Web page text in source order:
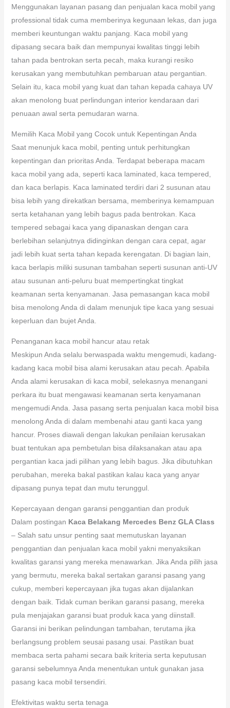
Menggunakan layanan pasang dan penjualan kaca mobil yang
professional tidak cuma memberinya kegunaan lekas, dan juga
memberi keuntungan waktu panjang. Kaca mobil yang
dipasang secara baik dan mempunyai kwalitas tinggi lebih
tahan pada bentrokan serta pecah, maka kurangi resiko
kerusakan yang membutuhkan pembaruan atau pergantian.
Selain itu, kaca mobil yang kuat dan tahan kepada cahaya UV
akan menolong buat perlindungan interior kendaraan dari
penuaan awal serta pemudaran warna.
Memilih Kaca Mobil yang Cocok untuk Kepentingan Anda
Saat menunjuk kaca mobil, penting untuk perhitungkan
kepentingan dan prioritas Anda. Terdapat beberapa macam
kaca mobil yang ada, seperti kaca laminated, kaca tempered,
dan kaca berlapis. Kaca laminated terdiri dari 2 susunan atau
bisa lebih yang direkatkan bersama, memberinya kemampuan
serta ketahanan yang lebih bagus pada bentrokan. Kaca
tempered sebagai kaca yang dipanaskan dengan cara
berlebihan selanjutnya didinginkan dengan cara cepat, agar
jadi lebih kuat serta tahan kepada kerengatan. Di bagian lain,
kaca berlapis miliki susunan tambahan seperti susunan anti-UV
atau susunan anti-peluru buat mempertingkat tingkat
keamanan serta kenyamanan. Jasa pemasangan kaca mobil
bisa menolong Anda di dalam menunjuk tipe kaca yang sesuai
keperluan dan bujet Anda.
Penanganan kaca mobil hancur atau retak
Meskipun Anda selalu berwaspada waktu mengemudi, kadang-
kadang kaca mobil bisa alami kerusakan atau pecah. Apabila
Anda alami kerusakan di kaca mobil, selekasnya menangani
perkara itu buat mengawasi keamanan serta kenyamanan
mengemudi Anda. Jasa pasang serta penjualan kaca mobil bisa
menolong Anda di dalam membenahi atau ganti kaca yang
hancur. Proses diawali dengan lakukan penilaian kerusakan
buat tentukan apa pembetulan bisa dilaksanakan atau apa
pergantian kaca jadi pilihan yang lebih bagus. Jika dibutuhkan
perubahan, mereka bakal pastikan kalau kaca yang anyar
dipasang punya tepat dan mutu terunggul.
Kepercayaan dengan garansi penggantian dan produk
Dalam postingan Kaca Belakang Mercedes Benz GLA Class
– Salah satu unsur penting saat memutuskan layanan
penggantian dan penjualan kaca mobil yakni menyaksikan
kwalitas garansi yang mereka menawarkan. Jika Anda pilih jasa
yang bermutu, mereka bakal sertakan garansi pasang yang
cukup, memberi kepercayaan jika tugas akan dijalankan
dengan baik. Tidak cuman berikan garansi pasang, mereka
pula menjajakan garansi buat produk kaca yang diinstall.
Garansi ini berikan pelindungan tambahan, terutama jika
berlangsung problem seusai pasang usai. Pastikan buat
membaca serta pahami secara baik kriteria serta keputusan
garansi sebelumnya Anda menentukan untuk gunakan jasa
pasang kaca mobil tersendiri.
Efektivitas waktu serta tenaga